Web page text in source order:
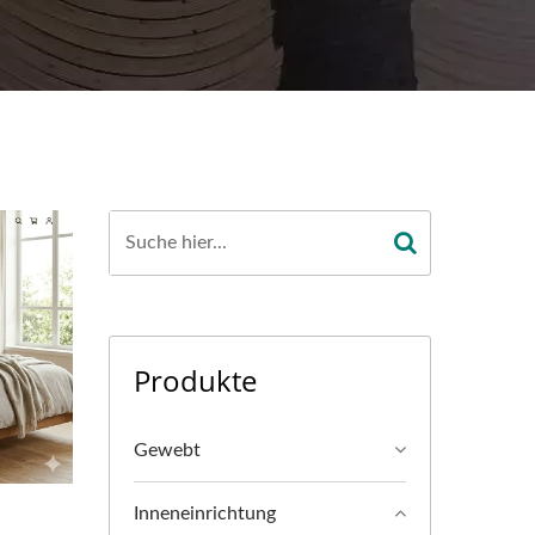
Produkte
Gewebt
Inneneinrichtung